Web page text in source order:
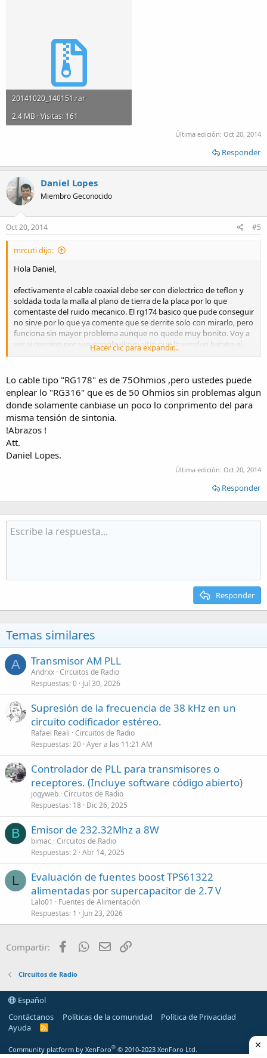
20141020_140151.rar
2.4 MB · Visitas: 161
Última edición: Oct 20, 2014
Responder
Daniel Lopes
Miembro Geconocido
Oct 20, 2014 #5
mrcuti dijo:
Hola Daniel,
efectivamente el cable coaxial debe ser con dielectrico de teflon y
soldada toda la malla al plano de tierra de la placa por lo que
comentaste del ruido mecanico. El rg174 basico que pude conseguir
no sirve por lo que ya comente que se derrite solo con mirarlo, pero
funciona sin mayor problema aunque no quede muy bonito. Voy a
ver si consigo por san google algun sitio que lo vendan barato el
rg178 con teflon en vez de plastico como ocurre con el rg174.
Un abrazo.
Hacer clic para expandir...
Lo cable tipo "RG178" es de 75Ohmios ,pero ustedes puede
enplear lo "RG316" que es de 50 Ohmios sin problemas algun
donde solamente canbiase un poco lo conprimento del para
misma tensión de sintonia.
!Abrazos !
Att.
Daniel Lopes.
Última edición: Oct 20, 2014
Responder
Responder
Temas similares
A Transmisor AM PLL
Andrxx Circuitos de Radio
Respuestas 0 Jul 30, 2026
Supresión de la frecuencia de 38 kHz en un
circuito codificador estéreo.
Rafael Reali Circuitos de Radio
Respuestas 20 Ayer a las 11:21 AM
Controlador de PLL para transmisores o
receptores. (Incluye software código abierto)
jogyweb Circuitos de Radio
Respuestas 18 Dic 26, 2025
B Emisor de 232.32Mhz a 8W
bimac Circuitos de Radio
Respuestas 2 Abr 14, 2025
L
Evaluación de fuentes boost TPS61322
alimentadas por supercapacitor de 2.7 V
Lalo01
Fuentes de Alimentación
Respuestas 1 Jun 23, 2026
Compartir: FacebookWhatsApp
Email
Circuitos de Radio
Español
Contáctanos
Políticas de la comunidad
Política de Privacidad
Ayuda
R
Community platform by XenForo® © 2010-2023 XenForo Ltd.